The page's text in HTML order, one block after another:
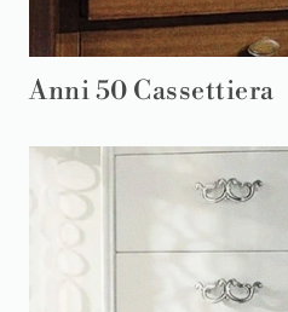
Anni 50 Cassettiera